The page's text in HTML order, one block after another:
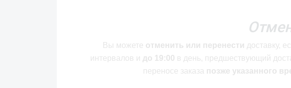
Вы можете отменить или перенести доставку,
интервалов и до 19:00 в день, предшествующий
переносе заказа позже указанного